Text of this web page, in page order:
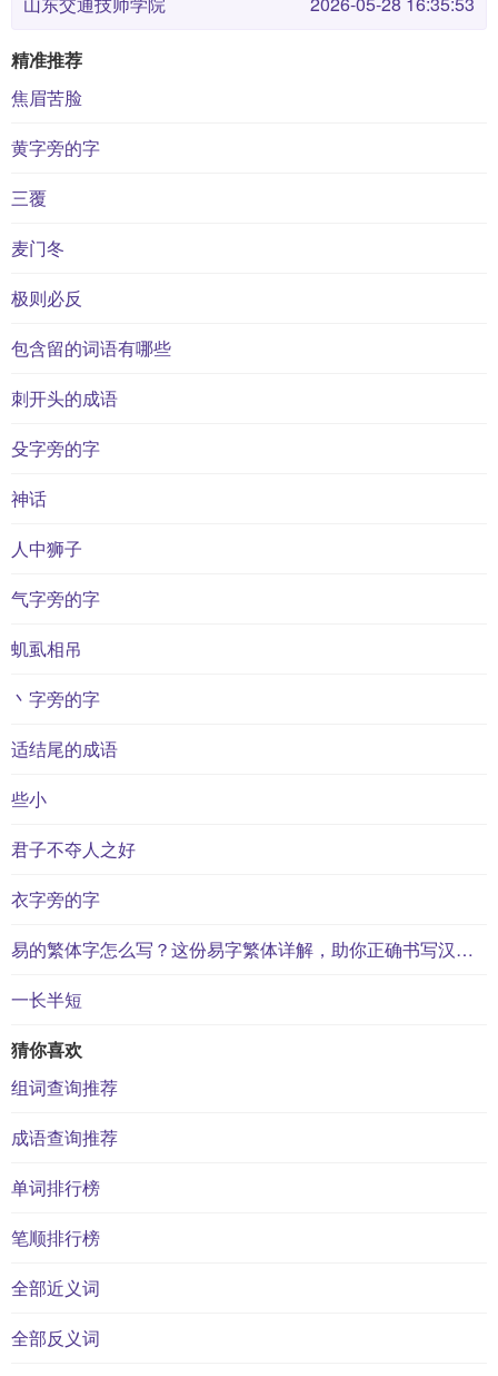
精准推荐
焦眉苦脸
黄字旁的字
三覆
麦门冬
极则必反
包含留的词语有哪些
刺开头的成语
殳字旁的字
神话
人中狮子
气字旁的字
虮虱相吊
丶字旁的字
适结尾的成语
些小
君子不夺人之好
衣字旁的字
易的繁体字怎么写？这份易字繁体详解，助你正确书写汉字_汉字繁体学习
一长半短
猜你喜欢
组词查询推荐
成语查询推荐
单词排行榜
笔顺排行榜
全部近义词
全部反义词